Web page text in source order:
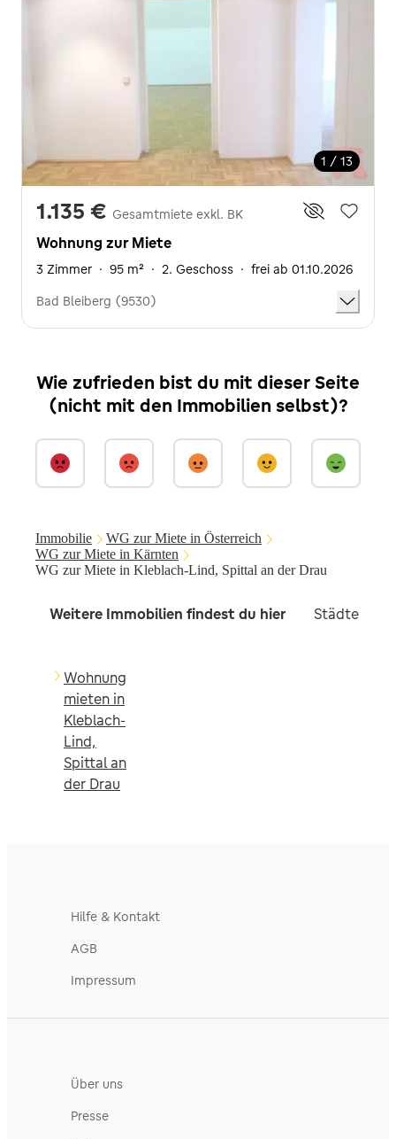
1 / 13
1.135 € Gesamtmiete exkl. BK
Wohnung zur Miete
3 Zimmer · 95 m² · 2. Geschoss · frei ab 01.10.2026
Bad Bleiberg (9530)
Wie zufrieden bist du mit dieser Seite
(nicht mit den Immobilien selbst)?
Immobilie
WG zur Miete in Österreich
WG zur Miete in Kärnten
WG zur Miete in Kleblach-Lind, Spittal an der Drau
Weitere Immobilien findest du hier Städte in
Wohnung
mieten in
Kleblach-
Lind,
Spittal an
der Drau
Hilfe & Kontakt
AGB
Impressum
Über uns
Presse